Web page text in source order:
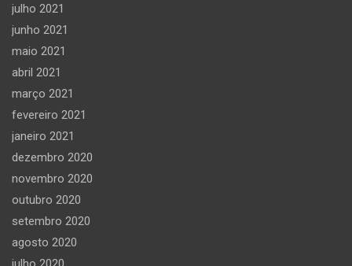
julho 2021
junho 2021
maio 2021
abril 2021
março 2021
fevereiro 2021
janeiro 2021
dezembro 2020
novembro 2020
outubro 2020
setembro 2020
agosto 2020